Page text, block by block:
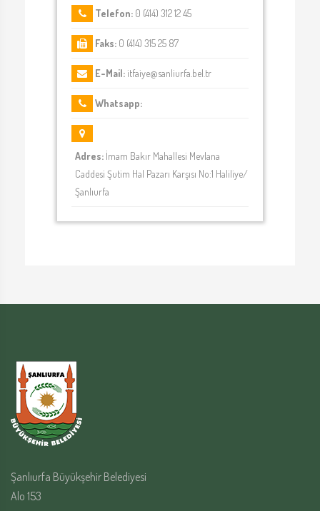
Telefon: 0 (414) 312 12 45
Faks: 0 (414) 315 25 87
E-Mail: itfaiye@sanliurfa.bel.tr
Whatsapp:
Adres: İmam Bakır Mahallesi Mevlana
Caddesi Şutim Hal Pazarı Karşısı No:1 Haliliye/
Şanlıurfa
Şanlıurfa Büyükşehir Belediyesi
Alo 153